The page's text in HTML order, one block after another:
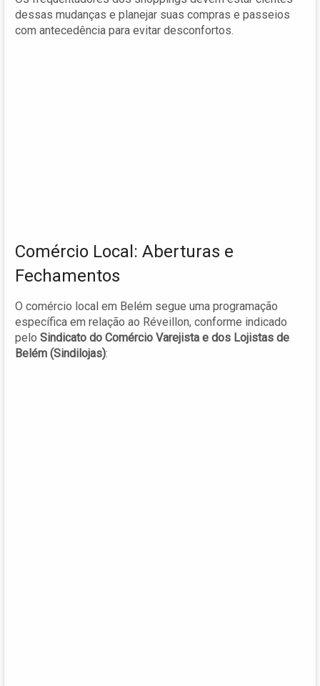
dessas mudanças e planejar suas compras e passeios
com antecedência para evitar desconfortos.
Comércio Local: Aberturas e
Fechamentos
O comércio local em Belém segue uma programação
específica em relação ao Réveillon, conforme indicado
pelo Sindicato do Comércio Varejista e dos Lojistas de
Belém (Sindilojas):